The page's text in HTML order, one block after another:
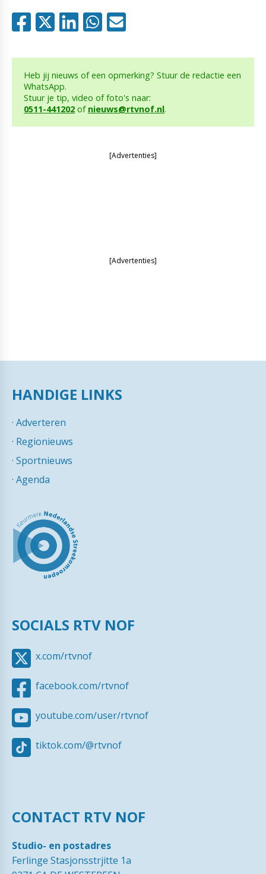
Heb jij nieuws of een opmerking? Stuur de redactie een
WhatsApp.
Stuur je tip, video of foto's naar:
0511-441202 of nieuws@rtvnof.nl.
[Advertenties]
[Advertenties]
HANDIGE LINKS
· Adverteren
· Regionieuws
· Sportnieuws
· Agenda
SOCIALS RTV NOF
x.com/rtvnof
facebook.com/rtvnof
youtube.com/user/rtvnof
tiktok.com/@rtvnof
CONTACT RTV NOF
Studio- en postadres
Ferlinge Stasjonsstrjitte 1a